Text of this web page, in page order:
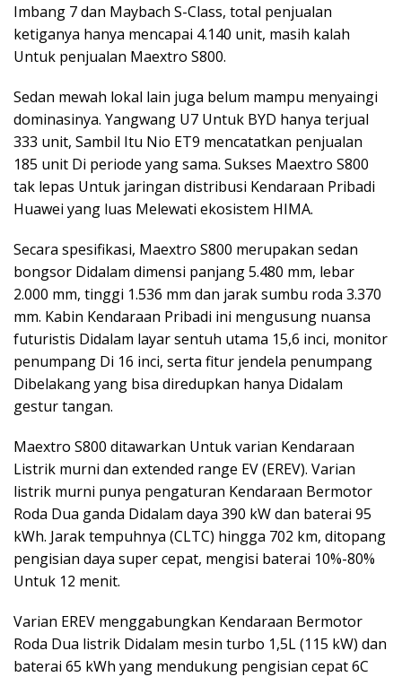
Imbang 7 dan Maybach S-Class, total penjualan
ketiganya hanya mencapai 4.140 unit, masih kalah
Untuk penjualan Maextro S800.
Sedan mewah lokal lain juga belum mampu menyaingi
dominasinya. Yangwang U7 Untuk BYD hanya terjual
333 unit, Sambil Itu Nio ET9 mencatatkan penjualan
185 unit Di periode yang sama. Sukses Maextro S800
tak lepas Untuk jaringan distribusi Kendaraan Pribadi
Huawei yang luas Melewati ekosistem HIMA.
Secara spesifikasi, Maextro S800 merupakan sedan
bongsor Didalam dimensi panjang 5.480 mm, lebar
2.000 mm, tinggi 1.536 mm dan jarak sumbu roda 3.370
mm. Kabin Kendaraan Pribadi ini mengusung nuansa
futuristis Didalam layar sentuh utama 15,6 inci, monitor
penumpang Di 16 inci, serta fitur jendela penumpang
Dibelakang yang bisa diredupkan hanya Didalam
gestur tangan.
Maextro S800 ditawarkan Untuk varian Kendaraan
Listrik murni dan extended range EV (EREV). Varian
listrik murni punya pengaturan Kendaraan Bermotor
Roda Dua ganda Didalam daya 390 kW dan baterai 95
kWh. Jarak tempuhnya (CLTC) hingga 702 km, ditopang
pengisian daya super cepat, mengisi baterai 10%-80%
Untuk 12 menit.
Varian EREV menggabungkan Kendaraan Bermotor
Roda Dua listrik Didalam mesin turbo 1,5L (115 kW) dan
baterai 65 kWh yang mendukung pengisian cepat 6C